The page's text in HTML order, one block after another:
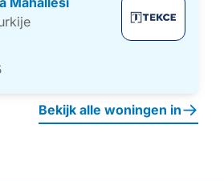
Bekijk alle woningen in